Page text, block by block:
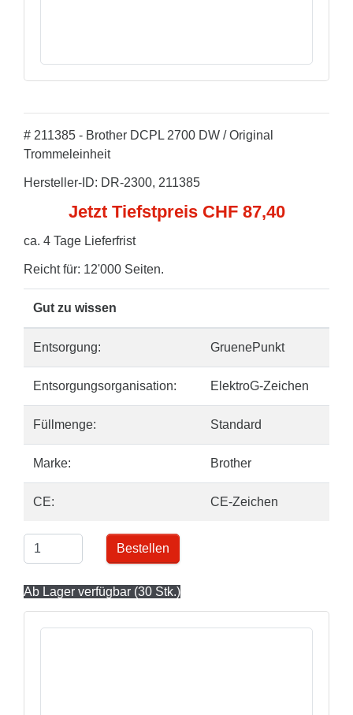
# 211385 - Brother DCPL 2700 DW / Original
Trommeleinheit
Hersteller-ID: DR-2300, 211385
Jetzt Tiefstpreis CHF 87,40
ca. 4 Tage Lieferfrist
Reicht für: 12'000 Seiten.
Gut zu wissen
Entsorgung: GruenePunkt
Entsorgungsorganisation: ElektroG-Zeichen
Füllmenge: Standard
Marke: Brother
CE: CE-Zeichen
Bestellen
Ab Lager verfügbar (30 Stk.)